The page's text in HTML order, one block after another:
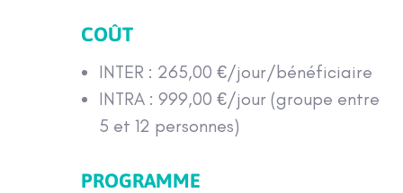
COÛT
INTER : 265,00 €/jour/bénéficiaire
INTRA : 999,00 €/jour (groupe entre
5 et 12 personnes)
PROGRAMME